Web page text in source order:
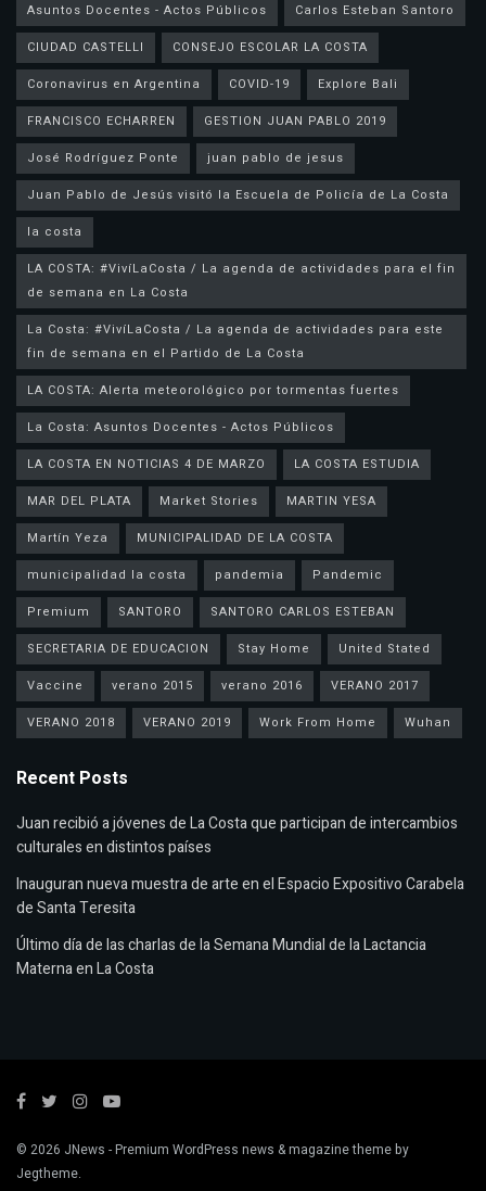
Asuntos Docentes - Actos Públicos
Carlos Esteban Santoro
CIUDAD CASTELLI
CONSEJO ESCOLAR LA COSTA
Coronavirus en Argentina
COVID-19
Explore Bali
FRANCISCO ECHARREN
GESTION JUAN PABLO 2019
José Rodríguez Ponte
juan pablo de jesus
la costa
LA COSTA: #VivíLaCosta / La agenda de actividades para el fin
de semana en La Costa
La Costa: #VivíLaCosta / La agenda de actividades para este
fin de semana en el Partido de La Costa
LA COSTA: Alerta meteorológico por tormentas fuertes
La Costa: Asuntos Docentes - Actos Públicos
LA COSTA EN NOTICIAS 4 DE MARZO
LA COSTA ESTUDIA
MAR DEL PLATA
Market Stories
MARTIN YESA
Martín Yeza
MUNICIPALIDAD DE LA COSTA
municipalidad la costa
pandemia
Pandemic
Premium
SANTORO
SANTORO CARLOS ESTEBAN
SECRETARIA DE EDUCACION
Stay Home
United Stated
Vaccine
verano 2015 verano 2016
VERANO 2017
VERANO 2018
VERANO 2019 Work From Home Wuhan
Recent Posts
Juan recibió a jóvenes de La Costa que participan de intercambios
culturales en distintos países
Inauguran nueva muestra de arte en el Espacio Expositivo Carabela
de Santa Teresita
Último día de las charlas de la Semana Mundial de la Lactancia
Materna en La Costa
© 2026 JNews - Premium WordPress news & magazine theme by
Jegtheme.